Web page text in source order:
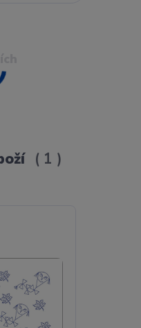
1